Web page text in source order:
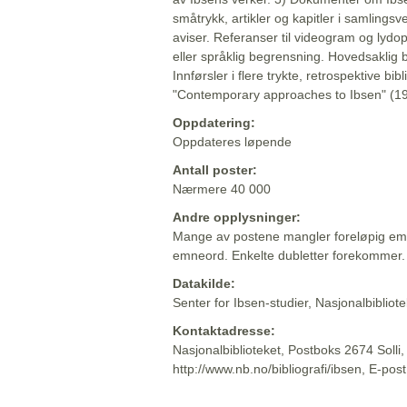
småtrykk, artikler og kapitler i
aviser. Referanser til videogram og
eller språklig begrensning.
Innførsler i flere trykte, retrospektive
"Contemporary approaches to Ibsen"
Oppdatering:
Oppdateres løpende
Antall poster:
Nærmere 40 000
Andre opplysninger:
Mange av postene mangler foreløpig
emneord. Enkelte dubletter forekommer.
Datakilde:
Senter for Ibsen-studier,
Kontaktadresse:
Nasjonalbiblioteket, Postboks 2674
http://www.nb.no/bibliografi/ibsen, E-